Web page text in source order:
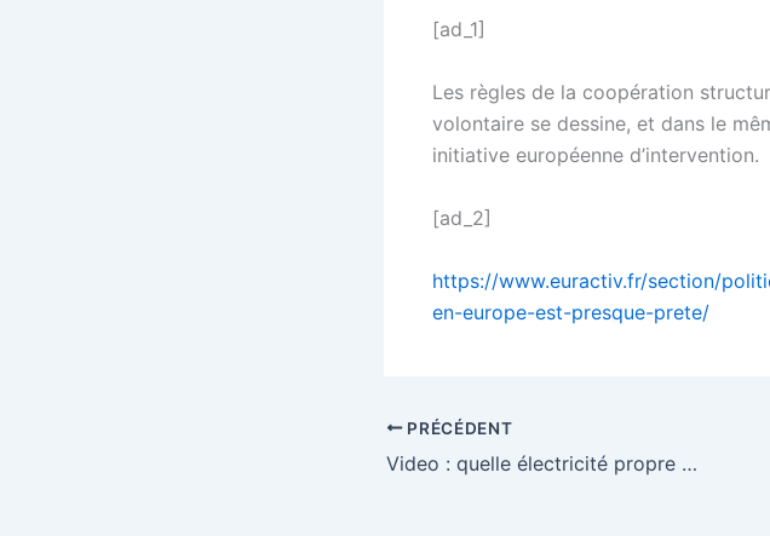
[ad_1]
Les règles de la coopération
volontaire se dessine, et dans le
initiative européenne d’intervention.
[ad_2]
https://www.euractiv.fr/section/
en-europe-est-presque-prete/
PRÉCÉDENT
Video : quelle électricité propre pour l’Europe de demain ?